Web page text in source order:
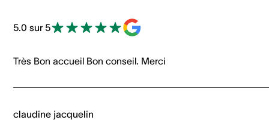
5.0 sur 5
Très Bon accueil Bon conseil. Merci
claudine jacquelin